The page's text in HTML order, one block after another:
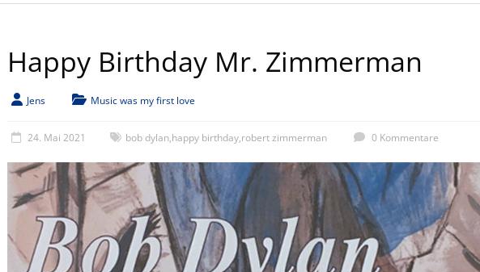
Happy Birthday Mr. Zimmerman
Jens Music was my first love
24. Mai 2021 bob dylan,happy birthday,robert zimmerman 0 Kommentare